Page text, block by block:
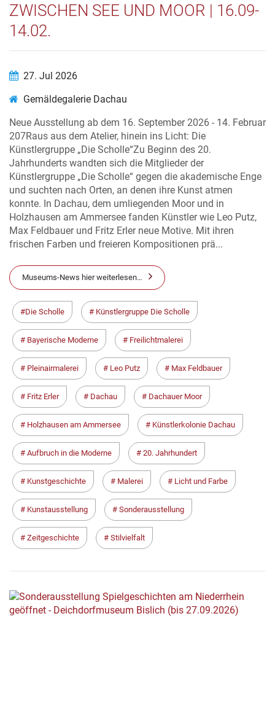
ZWISCHEN SEE UND MOOR | 16.09-
14.02.
27. Jul 2026
Gemäldegalerie Dachau
Neue Ausstellung ab dem 16. September 2026 - 14. Februar
207Raus aus dem Atelier, hinein ins Licht: Die
Künstlergruppe „Die Scholle“Zu Beginn des 20.
Jahrhunderts wandten sich die Mitglieder der
Künstlergruppe „Die Scholle“ gegen die akademische Enge
und suchten nach Orten, an denen ihre Kunst atmen
konnte. In Dachau, dem umliegenden Moor und in
Holzhausen am Ammersee fanden Künstler wie Leo Putz,
Max Feldbauer und Fritz Erler neue Motive. Mit ihren
frischen Farben und freieren Kompositionen prä...
Museums-News hier weiterlesen…
Die Scholle Künstlergruppe Die Scholle
Bayerische Moderne Freilichtmalerei
Pleinairmalerei Leo Putz Max Feldbauer
Fritz Erler Dachau Dachauer Moor
Holzhausen am Ammersee Künstlerkolonie Dachau
Aufbruch in die Moderne 20. Jahrhundert
Kunstgeschichte Malerei Licht und Farbe
Kunstausstellung Sonderausstellung
Zeitgeschichte Stilvielfalt